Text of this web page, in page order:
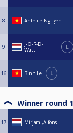
8 Antonie Nguyen
9
J-O-R-D-I
Watti
L
16 Binh Le L
Winner round 1
17 Mirjam ,Alfons